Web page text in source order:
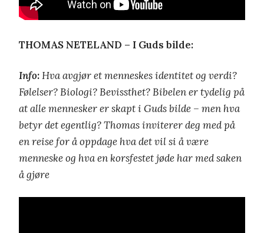
THOMAS NETELAND – I Guds bilde:
Info:Hva avgjør et menneskes identitet og verdi?
Følelser? Biologi? Bevissthet? Bibelen er tydelig på
at alle mennesker er skapt i Guds bilde – men hva
betyr det egentlig? Thomas inviterer deg med på
en reise for å oppdage hva det vil si å være
menneske og hva en korsfestet jøde har med saken
å gjøre